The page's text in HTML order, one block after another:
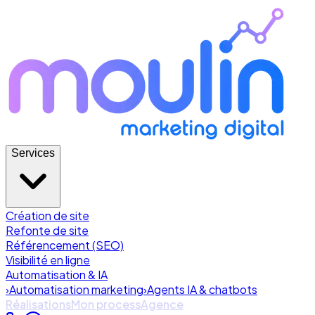
Services
Création de site
Refonte de site
Référencement (SEO)
Visibilité en ligne
Automatisation & IA
›Automatisation marketing›Agents IA & chatbots
RéalisationsMon processAgence